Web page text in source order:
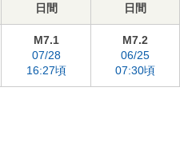
日間
日間
M7.1
07/28
16:27頃
M7.2
06/25
07:30頃